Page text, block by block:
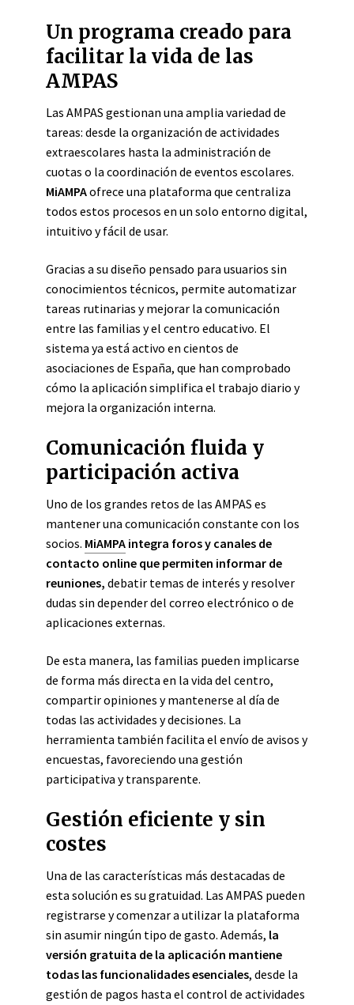
Un programa creado para
facilitar la vida de las
AMPAS
Las AMPAS gestionan una amplia variedad de
tareas: desde la organización de actividades
extraescolares hasta la administración de
cuotas o la coordinación de eventos escolares.
MiAMPAofrece una plataforma que centraliza
todos estos procesos en un solo entorno digital,
intuitivo y fácil de usar.
Gracias a su diseño pensado para usuarios sin
conocimientos técnicos, permite automatizar
tareas rutinarias y mejorar la comunicación
entre las familias y el centro educativo. El
sistema ya está activo en cientos de
asociaciones de España, que han comprobado
cómo la aplicación simplifica el trabajo diario y
mejora la organización interna.
Comunicación fluida y
participación activa
Uno de los grandes retos de las AMPAS es
mantener una comunicación constante con los
socios. MiAMPA integra foros y canales de
contacto online que permiten informar de
reuniones, debatir temas de interés y resolver
dudas sin depender del correo electrónico o de
aplicaciones externas.
De esta manera, las familias pueden implicarse
de forma más directa en la vida del centro,
compartir opiniones y mantenerse al día de
todas las actividades y decisiones. La
herramienta también facilita el envío de avisos y
encuestas, favoreciendo una gestión
participativa y transparente.
Gestión eficiente y sin
costes
Una de las características más destacadas de
esta solución es su gratuidad. Las AMPAS pueden
registrarse y comenzar a utilizar la plataforma
sin asumir ningún tipo de gasto. Además, la
versión gratuita de la aplicación mantiene
todas las funcionalidades esenciales, desde la
gestión de pagos hasta el control de actividades